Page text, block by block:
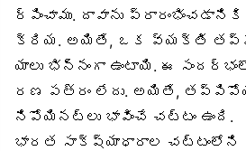
ర్పించాము. దావాను
క్రియ. అయితే, ఒక వ్యక్తి
యాలు భిన్నంగా ఉంటాయి. ఈ
రణ పత్రం లేదు. అయితే,
నిపోయినట్లు భావించే చట్టం ఉంది.
భారత సాక్ష్యాధారాల చట్టంలోని